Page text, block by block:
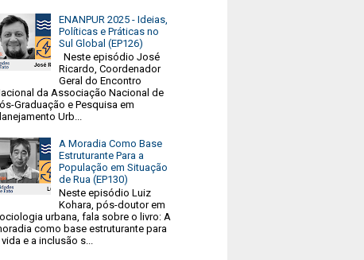
ENANPUR 2025 - Ideias,
Políticas e Práticas no
Sul Global (EP126)
Neste episódio José
Ricardo, Coordenador
Geral do Encontro
da Associação Nacional de
Graduação e Pesquisa em
Urb...
A Moradia Como Base
Estruturante Para a
População em Situação
de Rua (EP130)
Neste episódio Luiz
Kohara, pós-doutor em
urbana, fala sobre o livro: A
como base estruturante para
vida e a inclusão s...